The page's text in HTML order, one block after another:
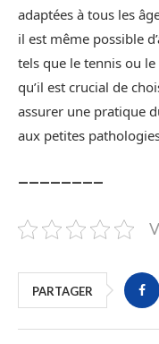
adaptées à tous les
il est même possible
tels que le tennis ou
qu’il est crucial de
assurer une pratique
aux petites
PARTAGER